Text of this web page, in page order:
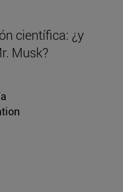
científica: ¿y
Musk?